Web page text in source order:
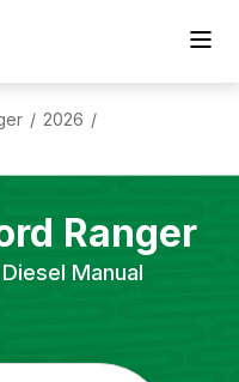
/ 2026 /
Ranger
Manual